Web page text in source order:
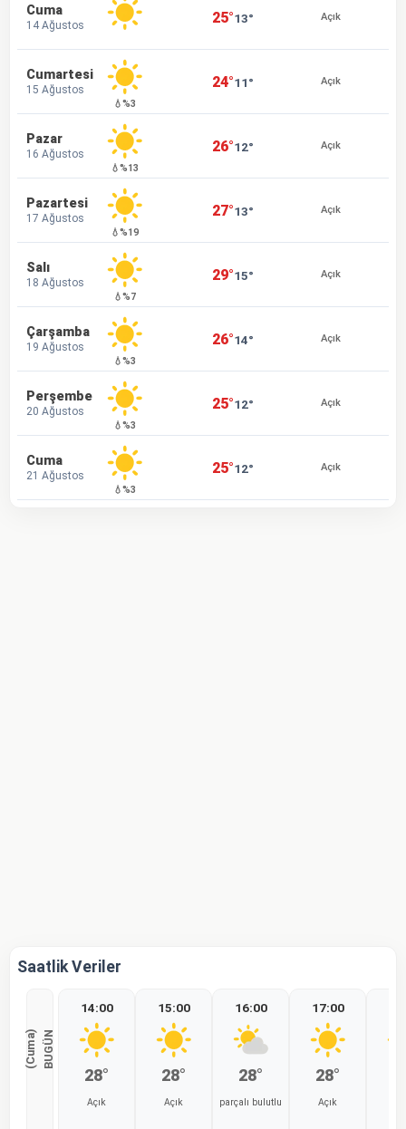
Cuma
14 Ağustos 25°13° Açık
Cumartesi
15 Ağustos
💧%3
24°11° Açık
Pazar
16 Ağustos
💧%13
26°12° Açık
Pazartesi
17 Ağustos
💧%19
27°13° Açık
Salı
18 Ağustos
💧%7
29°15° Açık
Çarşamba
19 Ağustos
💧%3
26°14° Açık
Perşembe
20 Ağustos
💧%3
25°12° Açık
Cuma
21 Ağustos
💧%3
25°12° Açık
Saatlik Veriler
B
U
G
Ü
N
(
C
u
m
a
)
14:00
28°
Açık
15:00
28°
Açık
16:00
28°
parçalı bulutlu
17:00
28°
Açık